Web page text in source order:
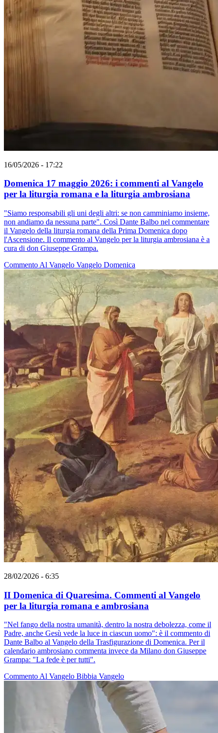
16/05/2026 - 17:22
Domenica 17 maggio 2026: i commenti al Vangelo
per la liturgia romana e la liturgia ambrosiana
"Siamo responsabili gli uni degli altri: se non camminiamo insieme,
non andiamo da nessuna parte". Così Dante Balbo nel commentare
il Vangelo della liturgia romana della Prima Domenica dopo
l'Ascensione. Il commento al Vangelo per la liturgia ambrosiana è a
cura di don Giuseppe Grampa.
Commento Al Vangelo Vangelo Domenica
28/02/2026 - 6:35
II Domenica di Quaresima. Commenti al Vangelo
per la liturgia romana e ambrosiana
"Nel fango della nostra umanità, dentro la nostra debolezza, come il
Padre, anche Gesù vede la luce in ciascun uomo": è il commento di
Dante Balbo al Vangelo della Trasfigurazione di Domenica. Per il
calendario ambrosiano commenta invece da Milano don Giuseppe
Grampa: "La fede è per tutti".
Commento Al Vangelo Bibbia Vangelo